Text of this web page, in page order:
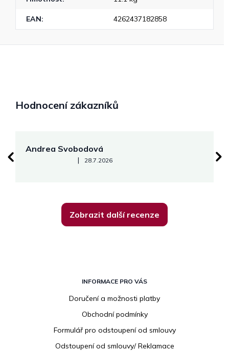
EAN: 4262437182858
Hodnocení zákazníků
Andrea Svobodová
Hodnocení obchodu je 5 z 5 hvězdiček.
| 28.7.2026
Zobrazit další recenze
INFORMACE PRO VÁS
Doručení a možnosti platby
Obchodní podmínky
Formulář pro odstoupení od smlouvy
Odstoupení od smlouvy/ Reklamace